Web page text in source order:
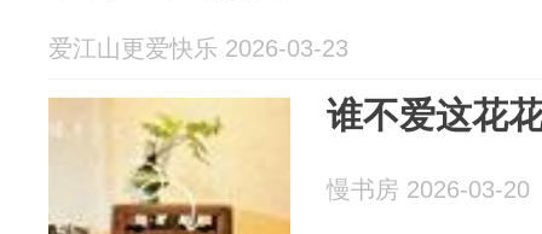
爱江山更爱快乐 2026-03-23
谁不爱这花
慢书房 2026-03-20